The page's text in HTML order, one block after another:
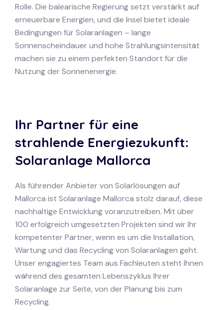
Rolle. Die balearische Regierung setzt verstärkt auf
erneuerbare Energien, und die Insel bietet ideale
Bedingungen für Solaranlagen – lange
Sonnenscheindauer und hohe Strahlungsintensität
machen sie zu einem perfekten Standort für die
Nutzung der Sonnenenergie.
Ihr Partner für eine
strahlende Energiezukunft:
Solaranlage Mallorca
Als führender Anbieter von Solarlösungen auf
Mallorca ist Solaranlage Mallorca stolz darauf, diese
nachhaltige Entwicklung voranzutreiben. Mit über
100 erfolgreich umgesetzten Projekten sind wir Ihr
kompetenter Partner, wenn es um die Installation,
Wartung und das Recycling von Solaranlagen geht.
Unser engagiertes Team aus Fachleuten steht Ihnen
während des gesamten Lebenszyklus Ihrer
Solaranlage zur Seite, von der Planung bis zum
Recycling.